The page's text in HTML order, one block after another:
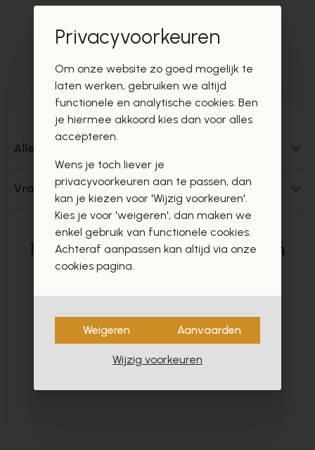
Gratis ophaal
Alles over dit product
Vragen over dit product?
Deze producten zullen u zeker en
vast ook interesseren
Privacyvoorkeuren
Om onze website zo goed mogelijk te
laten werken, gebruiken we altijd
functionele en analytische cookies. Ben
je hiermee akkoord kies dan voor alles
accepteren.
Wens je toch liever je
privacyvoorkeuren aan te passen, dan
kan je kiezen voor 'Wijzig voorkeuren'.
Kies je voor 'weigeren', dan maken we
enkel gebruik van functionele cookies.
Achteraf aanpassen kan altijd via onze
cookies pagina.
Weigeren Aanvaarden
Wijzig voorkeuren